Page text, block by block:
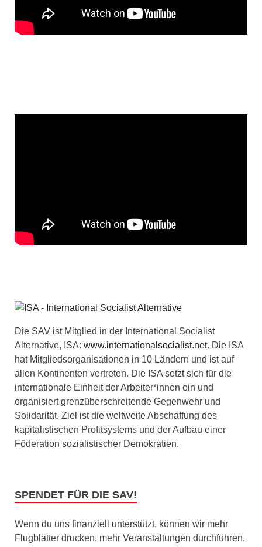
Die SAV ist Mitglied in der International Socialist
Alternative, ISA: www.internationalsocialist.net. Die ISA
hat Mitgliedsorganisationen in 10 Ländern und ist auf
allen Kontinenten vertreten. Die ISA setzt sich für die
internationale Einheit der Arbeiter*innen ein und
organisiert grenzüberschreitende Gegenwehr und
Solidarität. Ziel ist die weltweite Abschaffung des
kapitalistischen Profitsystems und der Aufbau einer
Föderation sozialistischer Demokratien.
SPENDET FÜR DIE SAV!
Wenn du uns finanziell unterstützt, können wir mehr
Flugblätter drucken, mehr Veranstaltungen durchführen,